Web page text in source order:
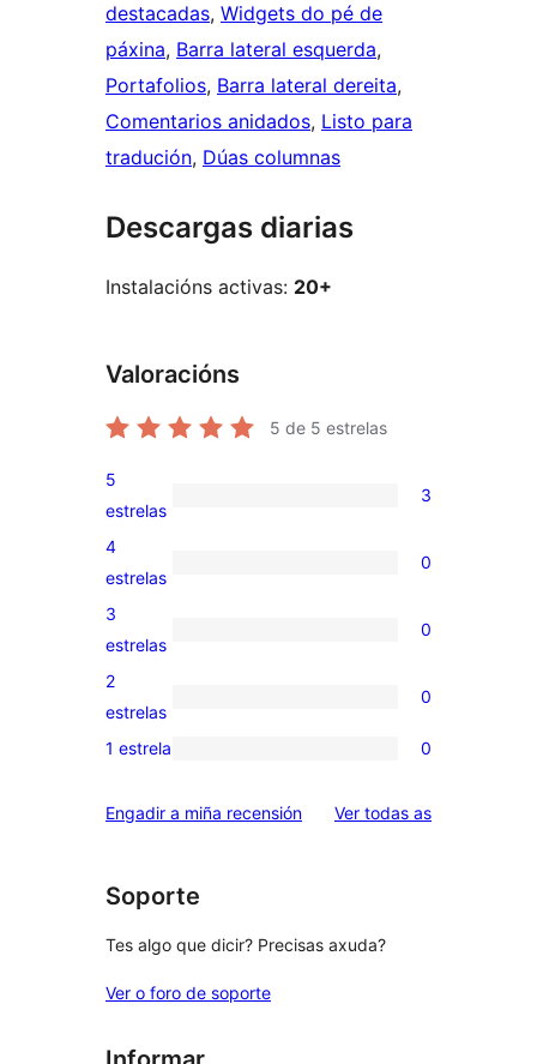
destacadas, Widgets do pé de
páxina, Barra lateral esquerda
Portafolios, Barra lateral dereita
Comentarios anidados, Listo para
tradución, Dúas columnas
Descargas diarias
Instalacións activas: 20+
Valoracións
5 de 5 estrelas
3
valoracións
de
5
estrelas
3
0
valoracións
de
4
estrelas
0
0
valoracións
de
3
estrelas
0
0
valoracións
2
2
estrelas
0
0
de
estrelas
1 estrela 0
Engadir a miña recensión Ver todas asvaloracións
Soporte
Tes algo que dicir? Precisas axuda?
Ver o foro de soporte